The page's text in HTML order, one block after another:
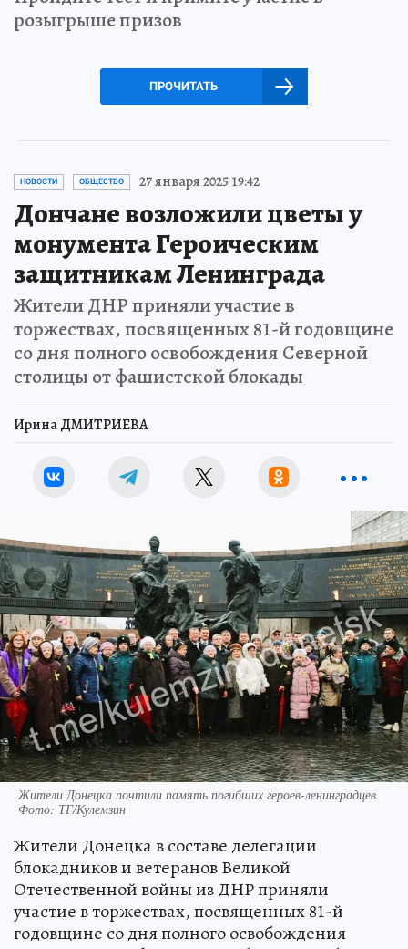
розыгрыше призов
ПРОЧИТАТЬ
НОВОСТИ ОБЩЕСТВО 27 января 2025 19:42
Дончане возложили цветы у
монумента Героическим
защитникам Ленинграда
Жители ДНР приняли участие в
торжествах, посвященных 81-й годовщине
со дня полного освобождения Северной
столицы от фашистской блокады
Ирина ДМИТРИЕВА
Жители Донецка почтили память погибших героев-ленинградцев.
Фото: ТГ/Кулемзин
Жители Донецка в составе делегации
блокадников и ветеранов Великой
Отечественной войны из ДНР приняли
участие в торжествах, посвященных 81-й
годовщине со дня полного освобождения